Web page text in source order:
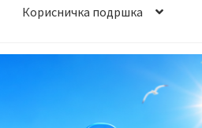
Корисничка подршка
Услови за користење